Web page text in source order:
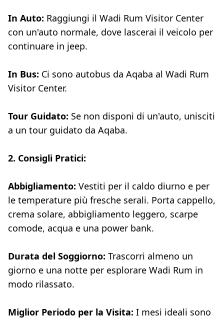
In Auto: Raggiungi il Wadi Rum Visitor Center
con un'auto normale, dove lascerai il veicolo per
continuare in jeep.
In Bus: Ci sono autobus da Aqaba al Wadi Rum
Visitor Center.
Tour Guidato: Se non disponi di un'auto, unisciti
a un tour guidato da Aqaba.
2. Consigli Pratici:
Abbigliamento: Vestiti per il caldo diurno e per
le temperature più fresche serali. Porta cappello,
crema solare, abbigliamento leggero, scarpe
comode, acqua e una power bank.
Durata del Soggiorno: Trascorri almeno un
giorno e una notte per esplorare Wadi Rum in
modo rilassato.
Miglior Periodo per la Visita: I mesi ideali sono